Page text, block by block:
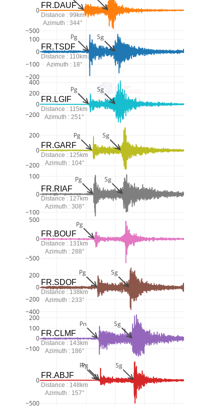
−500
0
−100
0
100
200
−400
−200
0
200
−500
0
500
−100
0
100
−200
0
200
−200
0
200
400
−200
−100
0
100
−500
0
Pn
Pg Sg
Pn Sg
Pg Sg
Pg
Pg Sg
Pg Sg
Pg Sg
Pg Sg
FR.ABJF
Distance : 148km
Azimuth : 157°
FR.CLMF
Distance : 143km
Azimuth : 186°
FR.SDOF
Distance : 138km
Azimuth : 233°
FR.BOUF
Distance : 131km
Azimuth : 288°
FR.RIAF
Distance : 127km
Azimuth : 308°
FR.GARF
Distance : 125km
Azimuth : 104°
FR.LGIF
Distance : 115km
Azimuth : 251°
FR.TSDF
Distance : 110km
Azimuth : 18°
FR.DAUF
Distance : 99km
Azimuth : 344°